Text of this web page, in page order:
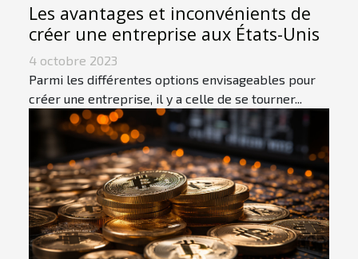
Les avantages et inconvénients de
créer une entreprise aux États-Unis
4 octobre 2023
Parmi les différentes options envisageables pour
créer une entreprise, il y a celle de se tourner...